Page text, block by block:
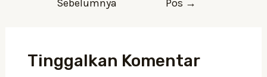
Sebelumnya
Pos →
Tinggalkan Komentar